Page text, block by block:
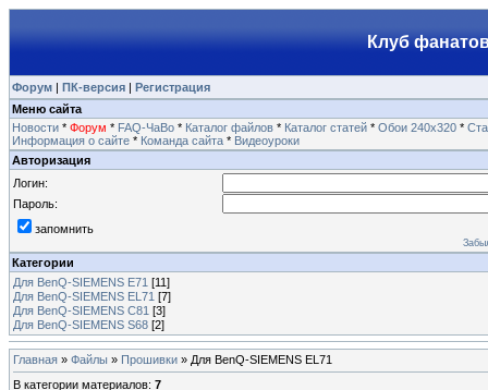
Клуб
Форум | ПК-версия | Регистрация
Меню сайта
Новости * Форум * FAQ-ЧаВо * Каталог файлов * Каталог статей * Обои 240х320 *
Информация о сайте * Команда сайта * Видеоуроки
Авторизация
Логин:
Пароль:
запомнить
Категории
Для BenQ-SIEMENS E71 [11]
Для BenQ-SIEMENS EL71 [7]
Для BenQ-SIEMENS C81 [3]
Для BenQ-SIEMENS S68 [2]
Главная » Файлы » Прошивки » Для BenQ-SIEMENS EL71
В категории материалов: 7